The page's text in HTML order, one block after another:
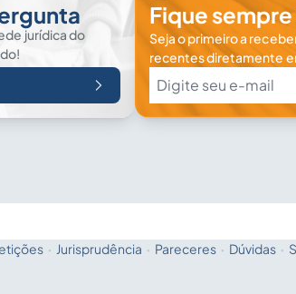
jurídica do
Fique
Seja o primeiro a
recentes diretamente
· Jurisprudência · Pareceres · Dúvidas ·